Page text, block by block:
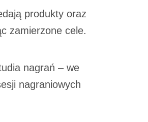
produkty oraz
zamierzone cele.
nagrań – we
nagraniowych